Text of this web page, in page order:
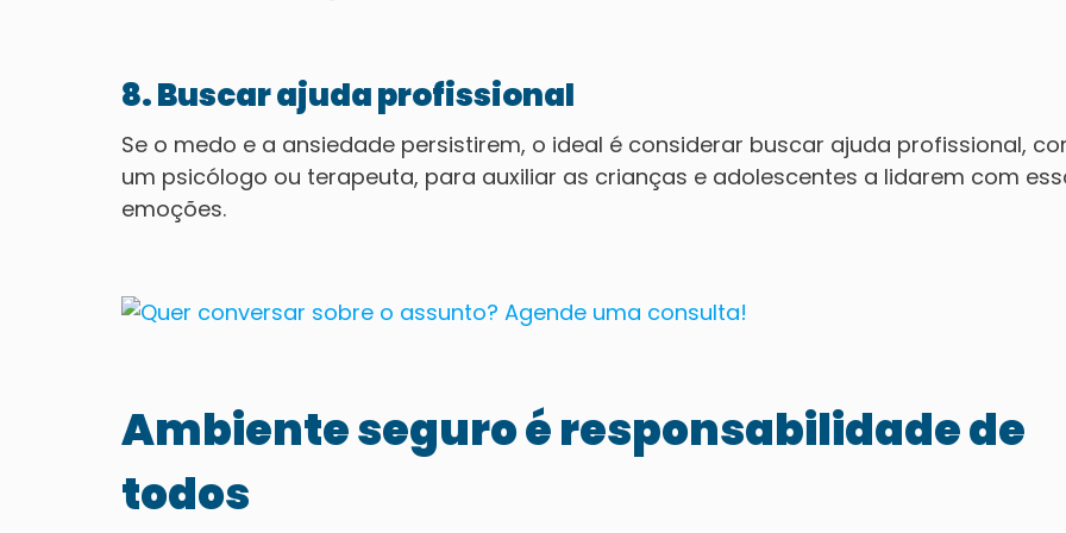
8. Buscar ajuda profissional
Se o medo e a ansiedade persistirem, o ideal é considerar buscar ajuda profissional,
um psicólogo ou terapeuta, para auxiliar as crianças e adolescentes a lidarem com
emoções.
Ambiente seguro é responsabilidade de
todos